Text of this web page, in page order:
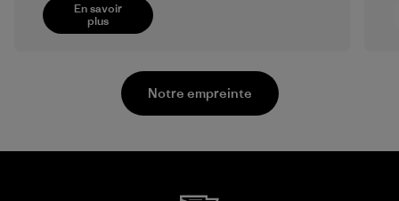
En savoir
plus
Notre empreinte